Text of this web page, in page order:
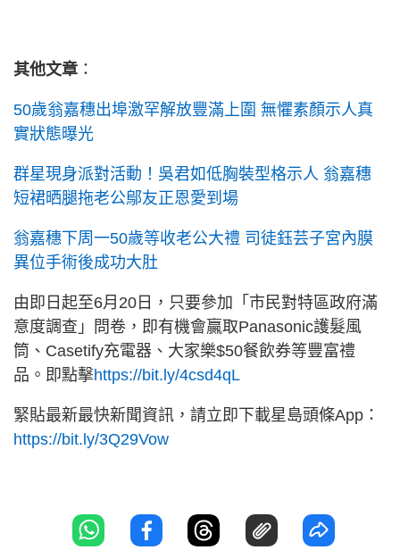
其他文章 ：
50歲翁嘉穗出埠激罕解放豐滿上圍 無懼素顏示人真
實狀態曝光
群星現身派對活動！吳君如低胸裝型格示人 翁嘉穗
短裙晒腿拖老公鄔友正恩愛到場
翁嘉穗下周一50歲等收老公大禮 司徒鈺芸子宮內膜
異位手術後成功大肚
由即日起至6月20日，只要參加「市民對特區政府滿
意度調查」問卷，即有機會贏取Panasonic護髮風
筒、Casetify充電器、大家樂$50餐飲券等豐富禮
品。即點擊https://bit.ly/4csd4qL
緊貼最新最快新聞資訊，請立即下載星島頭條App：
https://bit.ly/3Q29Vow